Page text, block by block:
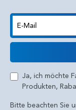
E-Mail
Ja, ich möchte
Produkten,
Bitte beachten Sie